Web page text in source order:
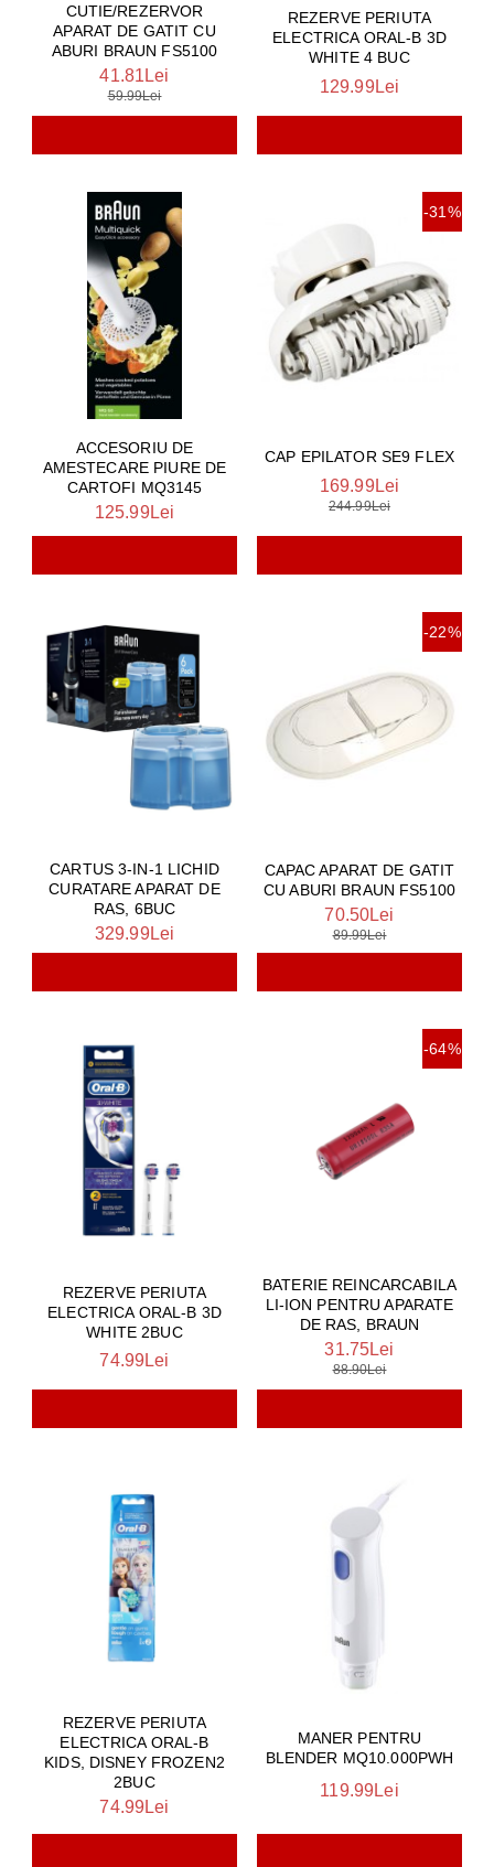
CUTIE/REZERVOR
APARAT DE GATIT CU
ABURI BRAUN FS5100
41.81Lei
59.99Lei
REZERVE PERIUTA
ELECTRICA ORAL-B 3D
WHITE 4 BUC
129.99Lei
ACCESORIU DE
AMESTECARE PIURE DE
CARTOFI MQ3145
125.99Lei
-31%
CAP EPILATOR SE9 FLEX
169.99Lei
244.99Lei
CARTUS 3-IN-1 LICHID
CURATARE APARAT DE
RAS, 6BUC
329.99Lei
-22%
CAPAC APARAT DE GATIT
CU ABURI BRAUN FS5100
70.50Lei
89.99Lei
REZERVE PERIUTA
ELECTRICA ORAL-B 3D
WHITE 2BUC
74.99Lei
-64%
BATERIE REINCARCABILA
LI-ION PENTRU APARATE
DE RAS, BRAUN
31.75Lei
88.90Lei
REZERVE PERIUTA
ELECTRICA ORAL-B
KIDS, DISNEY FROZEN2
2BUC
74.99Lei
MANER PENTRU
BLENDER MQ10.000PWH
119.99Lei